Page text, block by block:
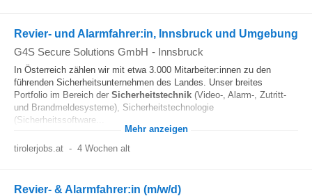
Revier- und Alarmfahrer:in, Innsbruck und Umgebung
G4S Secure Solutions GmbH - Innsbruck
In Österreich zählen wir mit etwa 3.000 Mitarbeiter:innen zu den
führenden Sicherheitsunternehmen des Landes. Unser breites
Portfolio im Bereich der Sicherheitstechnik (Video-, Alarm-, Zutritt-
und Brandmeldesysteme), Sicherheitstechnologie
(Sicherheitssoftware...
Mehr anzeigen
tirolerjobs.at - 4 Wochen alt
Revier- & Alarmfahrer:in (m/w/d)